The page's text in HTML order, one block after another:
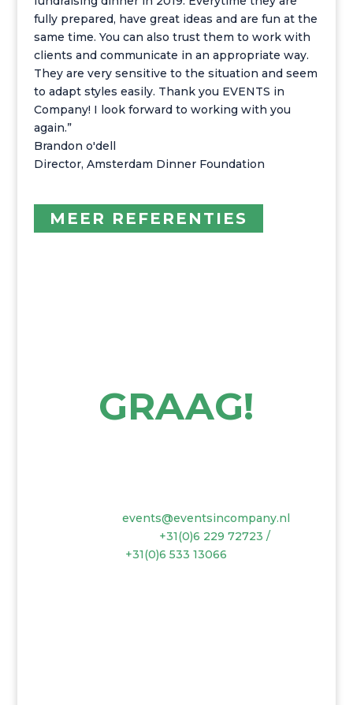
fully prepared, have great ideas and are fun at the
same time. You can also trust them to work with
clients and communicate in an appropriate way.
They are very sensitive to the situation and seem
to adapt styles easily. Thank you EVENTS in
Company! I look forward to working with you
again.”
Brandon o'dell
Director, Amsterdam Dinner Foundation
MEER REFERENTIES
GRAAG!
events@eventsincompany.nl
+31(0)6 229 72723 /
+31(0)6 533 13066